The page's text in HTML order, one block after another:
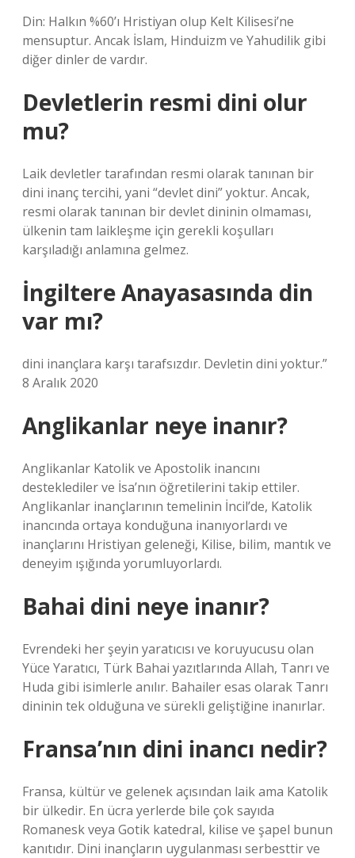
Din: Halkın %60’ı Hristiyan olup Kelt Kilisesi’ne
mensuptur. Ancak İslam, Hinduizm ve Yahudilik gibi
diğer dinler de vardır.
Devletlerin resmi dini olur
mu?
Laik devletler tarafından resmi olarak tanınan bir
dini inanç tercihi, yani “devlet dini” yoktur. Ancak,
resmi olarak tanınan bir devlet dininin olmaması,
ülkenin tam laikleşme için gerekli koşulları
karşıladığı anlamına gelmez.
İngiltere Anayasasında din
var mı?
dini inançlara karşı tarafsızdır. Devletin dini yoktur.”
8 Aralık 2020
Anglikanlar neye inanır?
Anglikanlar Katolik ve Apostolik inancını
desteklediler ve İsa’nın öğretilerini takip ettiler.
Anglikanlar inançlarının temelinin İncil’de, Katolik
inancında ortaya konduğuna inanıyorlardı ve
inançlarını Hristiyan geleneği, Kilise, bilim, mantık ve
deneyim ışığında yorumluyorlardı.
Bahai dini neye inanır?
Evrendeki her şeyin yaratıcısı ve koruyucusu olan
Yüce Yaratıcı, Türk Bahai yazıtlarında Allah, Tanrı ve
Huda gibi isimlerle anılır. Bahailer esas olarak Tanrı
dininin tek olduğuna ve sürekli geliştiğine inanırlar.
Fransa’nın dini inancı nedir?
Fransa, kültür ve gelenek açısından laik ama Katolik
bir ülkedir. En ücra yerlerde bile çok sayıda
Romanesk veya Gotik katedral, kilise ve şapel bunun
kanıtıdır. Dini inançların uygulanması serbesttir ve